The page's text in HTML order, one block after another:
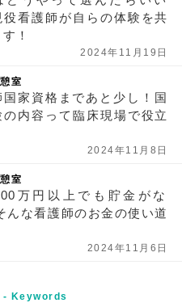
役看護師が自らの体験を共
！
2024年11月19日
室
国家資格まであと少し！国
の内容って臨床現場で役立
2024年11月8日
室
万円以上でも貯金がな
んな看護師のお金の使い道
2024年11月6日